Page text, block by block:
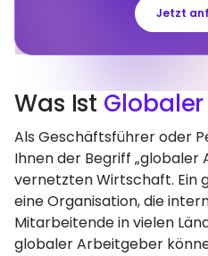
Jetzt
Was Ist
Als Geschäftsführer oder
Ihnen der Begriff „globaler
vernetzten Wirtschaft. Ein
eine Organisation, die
Mitarbeitende in vielen
globaler Arbeitgeber